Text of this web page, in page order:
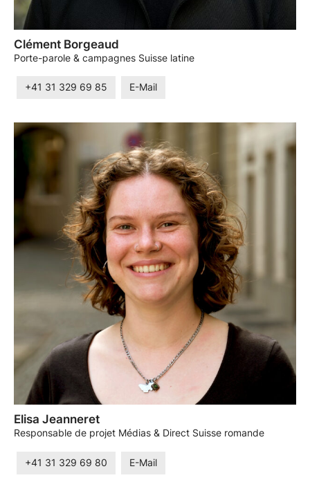
Clément Borgeaud
Porte-parole & campagnes Suisse latine
+41 31 329 69 85 E-Mail
Elisa Jeanneret
Responsable de projet Médias & Direct Suisse romande
+41 31 329 69 80 E-Mail